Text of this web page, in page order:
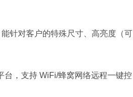
针对客户的特殊尺寸、高亮度（可
台，支持 WiFi/蜂窝网络远程一键控